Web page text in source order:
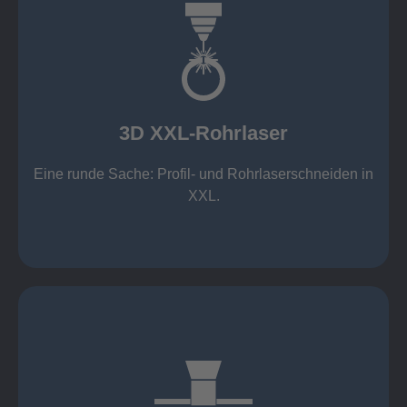
3D XXL-Rohrlaser
Eine runde Sache: Profil- und Rohrlaserschneiden in
XXL.
3D XXL-Rohrlaser
Rechteckprofile bis 300 x 300 mm
Wandstärken:
Nichtrostende Stähle 15 mm (oxidfrei)
Aluminium 10 mm (oxidfrei)